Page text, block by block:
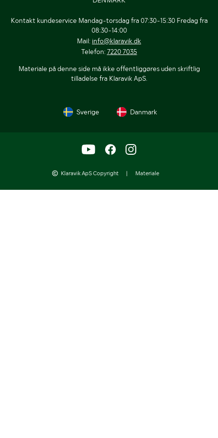
Kontakt kundeservice Mandag-torsdag fra 07:30-15:30 Fredag fra
08:30-14:00
Mail: info@klaravik.dk
Telefon: 7220 7035
Materiale på denne side må ikke offentliggøres uden skriftlig
tilladelse fra Klaravik ApS.
Sverige Danmark
Klaravik ApS Copyright | Materiale